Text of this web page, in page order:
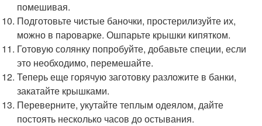
помешивая.
Подготовьте чистые баночки, простерилизуйте их,
можно в пароварке. Ошпарьте крышки кипятком.
Готовую солянку попробуйте, добавьте специи, если
это необходимо, перемешайте.
Теперь еще горячую заготовку разложите в банки,
закатайте крышками.
Переверните, укутайте теплым одеялом, дайте
постоять несколько часов до остывания.